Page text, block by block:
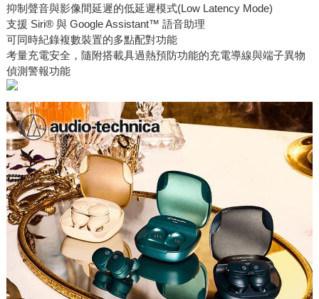
抑制聲音與影像間延遲的低延遲模式(Low Latency Mode)
支援 Siri® 與 Google Assistant™ 語音助理
可同時紀錄複數裝置的多點配對功能
考量充電安全，隨附搭載具過熱預防功能的充電導線與端子異物
偵測警報功能